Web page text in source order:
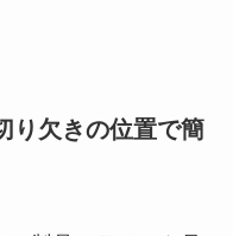
り欠きの位置で簡